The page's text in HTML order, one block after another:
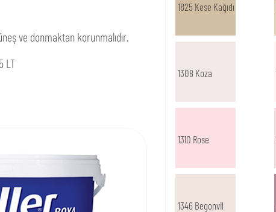
ve donmaktan korunmalıdır.
LT
1825 Kese Kağıdı
1308 Koza
1310 Rose
1346 Begonvil